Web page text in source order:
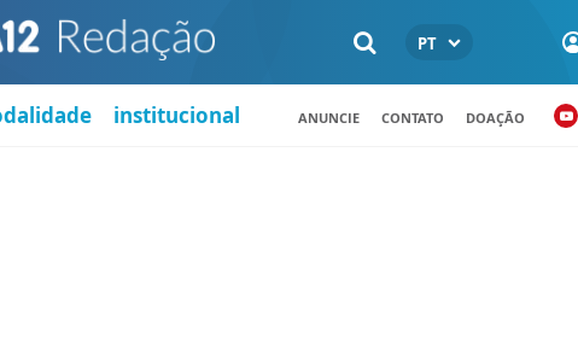
PT
institucional ANUNCIE CONTATO DOAÇÃO